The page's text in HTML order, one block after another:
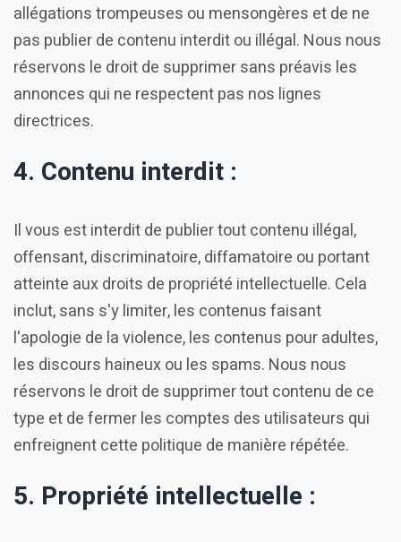
allégations trompeuses ou mensongères et de ne
pas publier de contenu interdit ou illégal. Nous nous
réservons le droit de supprimer sans préavis les
annonces qui ne respectent pas nos lignes
directrices.
4. Contenu interdit :
Il vous est interdit de publier tout contenu illégal,
offensant, discriminatoire, diffamatoire ou portant
atteinte aux droits de propriété intellectuelle. Cela
inclut, sans s'y limiter, les contenus faisant
l'apologie de la violence, les contenus pour adultes,
les discours haineux ou les spams. Nous nous
réservons le droit de supprimer tout contenu de ce
type et de fermer les comptes des utilisateurs qui
enfreignent cette politique de manière répétée.
5. Propriété intellectuelle :